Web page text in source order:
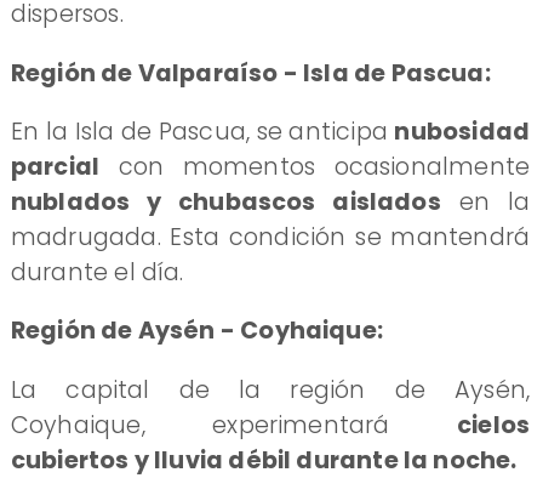
dispersos.
​Región de Valparaíso - Isla de Pascua:
En la Isla de Pascua, se anticipa nubosidad
parcial con momentos ocasionalmente
nublados y chubascos aislados en la
madrugada. Esta condición se mantendrá
durante el día.
Región de Aysén - Coyhaique:
La capital de la región de Aysén,
Coyhaique, experimentará cielos
cubiertos y lluvia débil durante la noche.